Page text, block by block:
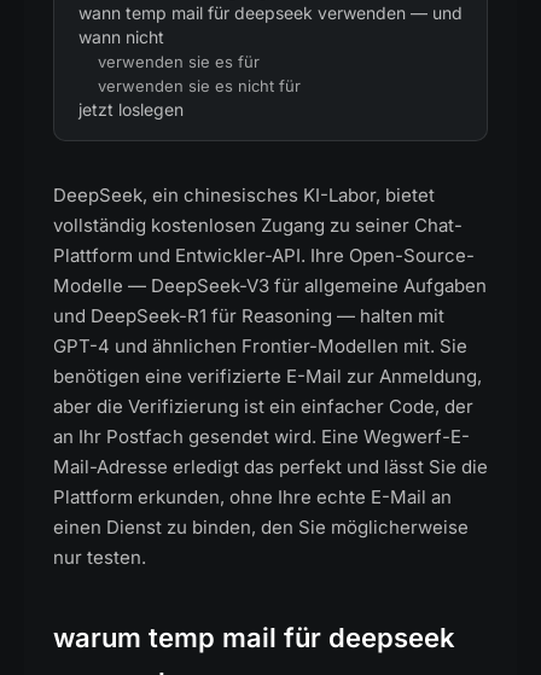
wann temp mail für deepseek verwenden — und
wann nicht
verwenden sie es für
verwenden sie es nicht für
jetzt loslegen
DeepSeek, ein chinesisches KI-Labor, bietet
vollständig kostenlosen Zugang zu seiner Chat-
Plattform und Entwickler-API. Ihre Open-Source-
Modelle — DeepSeek-V3 für allgemeine Aufgaben
und DeepSeek-R1 für Reasoning — halten mit
GPT-4 und ähnlichen Frontier-Modellen mit. Sie
benötigen eine verifizierte E-Mail zur Anmeldung,
aber die Verifizierung ist ein einfacher Code, der
an Ihr Postfach gesendet wird. Eine Wegwerf-E-
Mail-Adresse erledigt das perfekt und lässt Sie die
Plattform erkunden, ohne Ihre echte E-Mail an
einen Dienst zu binden, den Sie möglicherweise
nur testen.
warum temp mail für deepseek